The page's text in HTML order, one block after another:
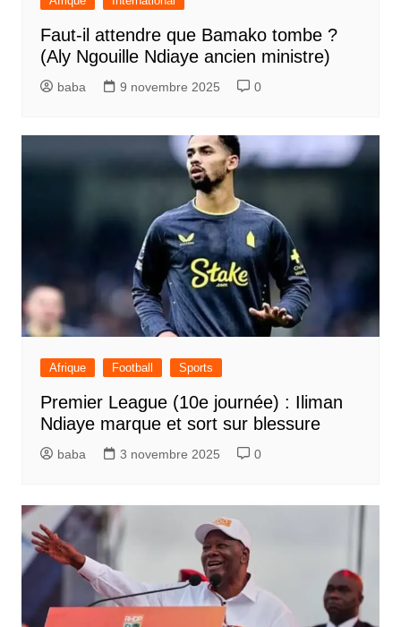
Faut-il attendre que Bamako tombe ?
(Aly Ngouille Ndiaye ancien ministre)
baba 9 novembre 2025 0
Afrique Football Sports
Premier League (10e journée) : Iliman
Ndiaye marque et sort sur blessure
baba 3 novembre 2025 0